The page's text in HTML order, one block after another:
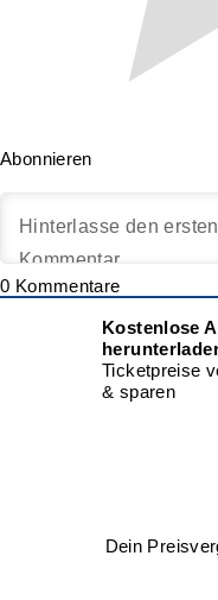
Abonnieren
0 Kommentare
Kostenlose
Ticketpreise
& sparen
Dein